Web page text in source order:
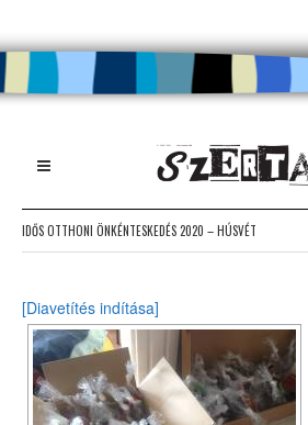
IDŐS OTTHONI ÖNKÉNTESKEDÉS 2020 – HÚSVÉT
[Diavetítés indítása]